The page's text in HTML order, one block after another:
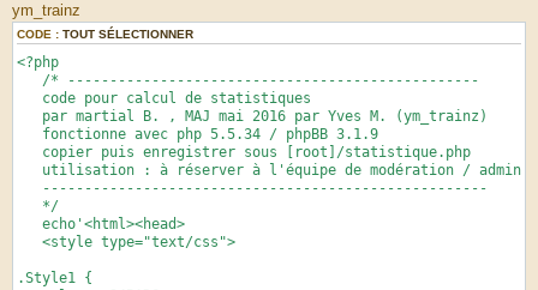
ym_trainz
CODE : TOUT SÉLECTIONNER
<?php
/* -------------------------------------------------
code pour calcul de statistiques
par martial B. , MAJ mai 2016 par Yves M. (ym_trainz)
fonctionne avec php 5.5.34 / phpBB 3.1.9
copier puis enregistrer sous [root]/statistique.php
utilisation : à réserver à l'équipe de modération / admin
-----------------------------------------------------
*/
echo'<html><head>
<style type="text/css">
.Style1 {